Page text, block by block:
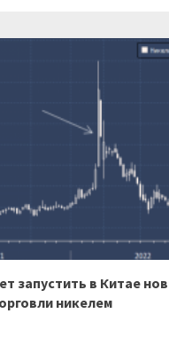
запустить в Китае
никелем